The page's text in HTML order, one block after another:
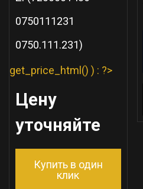
0750111231
0750.111.231)
get_price_html() ) : ?>
Цену
уточняйте
Купить в один
клик